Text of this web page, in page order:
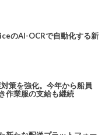
のAI-OCRで自動化する新
策を強化。今年から船員
作業服の支給も継続